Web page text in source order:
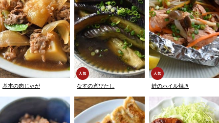
基本の肉じゃが なすの煮びたし 鮭のホイル焼き